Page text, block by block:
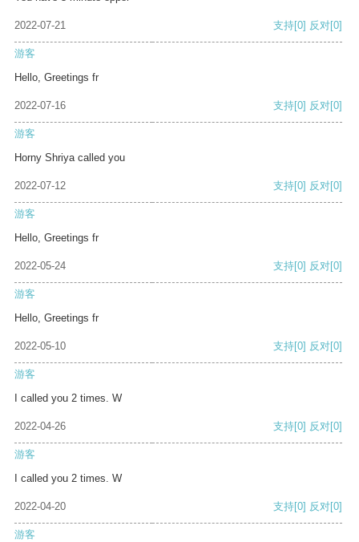
2022-07-21 支持[0] 反对[0]
游客
Hello, Greetings fr
2022-07-16 支持[0] 反对[0]
游客
Horny Shriya called you
2022-07-12 支持[0] 反对[0]
游客
Hello, Greetings fr
2022-05-24 支持[0] 反对[0]
游客
Hello, Greetings fr
2022-05-10 支持[0] 反对[0]
游客
I called you 2 times. W
2022-04-26 支持[0] 反对[0]
游客
I called you 2 times. W
2022-04-20 支持[0] 反对[0]
游客